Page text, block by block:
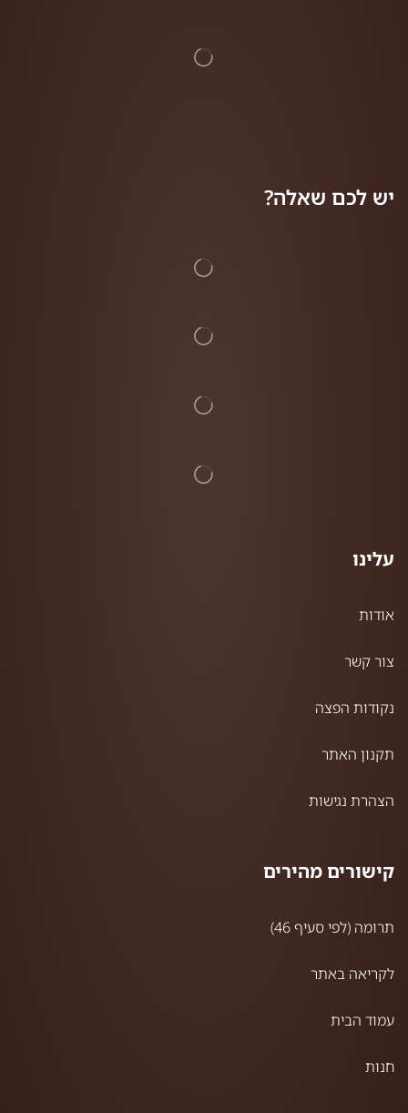
יש לכם שאלה?
עלינו
אודות
צור קשר
נקודות הפצה
תקנון האתר
הצהרת נגישות
קישורים מהירים
תרומה (לפי סעיף 46)
לקריאה באתר
עמוד הבית
חנות